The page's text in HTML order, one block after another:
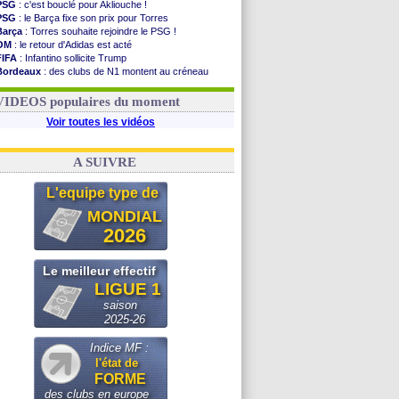
: c'est bouclé pour Akliouche !
: le Barça fixe son prix pour Torres
: Torres souhaite rejoindre le PSG !
: le retour d'Adidas est acté
: Infantino sollicite Trump
: des clubs de N1 montent au créneau
: le démenti de Leipzig pour Diomandé
populaires du moment
Voir toutes les vidéos
A SUIVRE
L'equipe type de
MONDIAL
2026
Le meilleur effectif
LIGUE 1
saison
2025-26
Indice MF :
l'état de
FORME
des clubs en europe